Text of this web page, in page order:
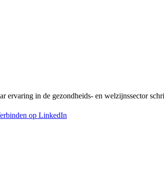
ervaring in de gezondheids- en welzijnssector
op LinkedIn